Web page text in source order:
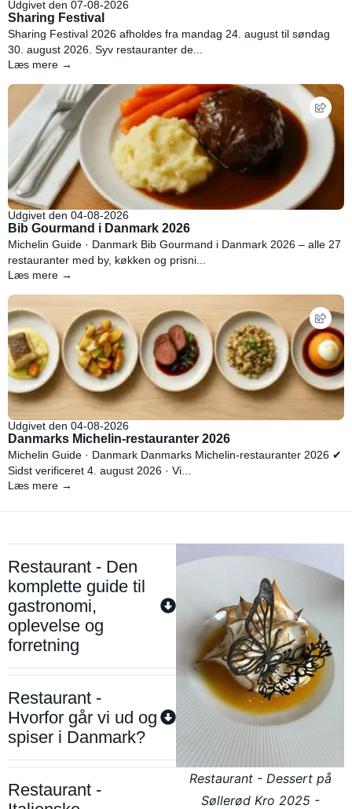
Udgivet den 07-08-2026
Sharing Festival
Sharing Festival 2026 afholdes fra mandag 24. august til søndag
30. august 2026. Syv restauranter de...
Læs mere →
Udgivet den 04-08-2026
Bib Gourmand i Danmark 2026
Michelin Guide · Danmark Bib Gourmand i Danmark 2026 – alle 27
restauranter med by, køkken og prisni...
Læs mere →
Udgivet den 04-08-2026
Danmarks Michelin-restauranter 2026
Michelin Guide · Danmark Danmarks Michelin-restauranter 2026 ✔
Sidst verificeret 4. august 2026 · Vi...
Læs mere →
Restaurant - Den
komplette guide til
gastronomi,
oplevelse og
forretning
Restaurant -
Hvorfor går vi ud og
spiser i Danmark?
Restaurant -
Restaurant - Dessert på
Søllerød Kro 2025 -